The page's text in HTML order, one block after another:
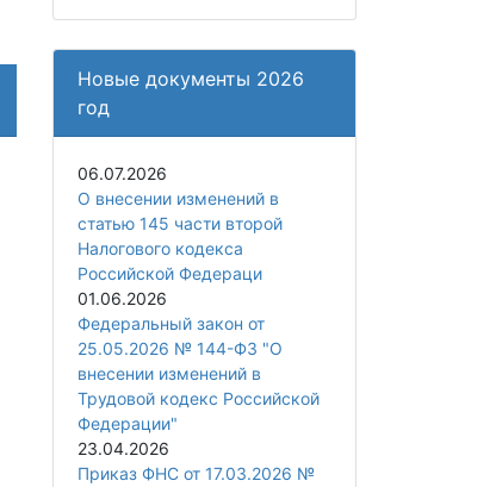
Новые документы 2026
год
06.07.2026
О внесении изменений в
статью 145 части второй
Налогового кодекса
Российской Федераци
01.06.2026
Федеральный закон от
25.05.2026 № 144-ФЗ "О
внесении изменений в
Трудовой кодекс Российской
Федерации"
23.04.2026
Приказ ФНС от 17.03.2026 №